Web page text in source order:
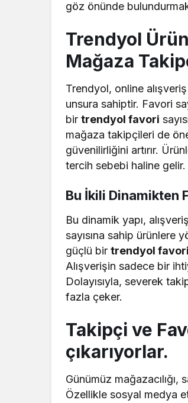
göz önünde
Trendyol
Mağaza
Trendyol, online
unsura sahiptir. Favori
birtrendyol favori
mağaza takipçileri de
güvenilirliğini artırır.
tercih sebebi haline gelir.
Bu İkili Dinamikten
Bu dinamik yapı,
sayısına sahip ürünlere
güçlü birtrendyol favori
Alışverişin sadece bir
Dolayısıyla, severek
fazla çeker.
Takipçi ve
çıkarıyorlar.
Günümüz
Özellikle sosyal medya